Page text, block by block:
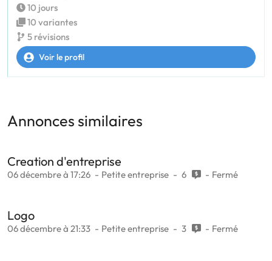
10 jours
10 variantes
5 révisions
Voir le profil
Annonces similaires
Creation d'entreprise
06 décembre à 17:26 Petite entreprise 6 Fermé
Logo
06 décembre à 21:33 Petite entreprise 3 Fermé